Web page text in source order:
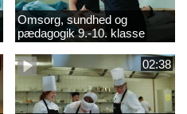
Omsorg, sundhed og
pædagogik 9.-10. klasse
2022
02:38